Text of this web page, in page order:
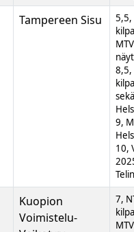
Tampereen Sisu
5,5,
8,5,
9,
10,
Kuopion
Voimistelu-
7,